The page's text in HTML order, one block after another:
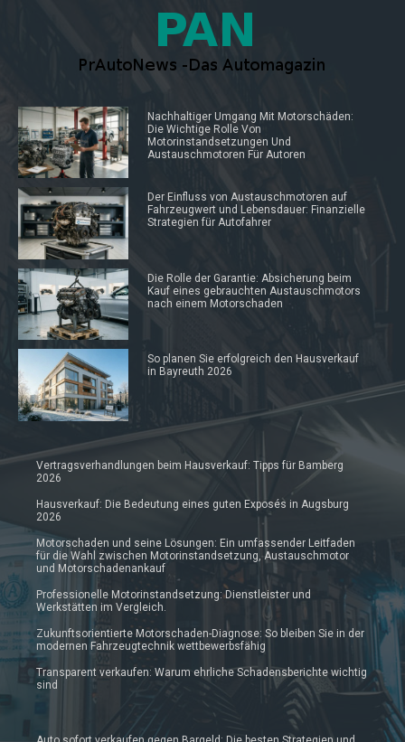
Nachhaltiger Umgang Mit Motorschäden:
Die Wichtige Rolle Von
Motorinstandsetzungen Und
Austauschmotoren Für Autoren
Der Einfluss von Austauschmotoren auf
Fahrzeugwert und Lebensdauer: Finanzielle
Strategien für Autofahrer
Die Rolle der Garantie: Absicherung beim
Kauf eines gebrauchten Austauschmotors
nach einem Motorschaden
So planen Sie erfolgreich den Hausverkauf
in Bayreuth 2026
Vertragsverhandlungen beim Hausverkauf: Tipps für Bamberg
2026
Hausverkauf: Die Bedeutung eines guten Exposés in Augsburg
2026
Motorschaden und seine Lösungen: Ein umfassender Leitfaden
für die Wahl zwischen Motorinstandsetzung, Austauschmotor
und Motorschadenankauf
Professionelle Motorinstandsetzung: Dienstleister und
Werkstätten im Vergleich.
Zukunftsorientierte Motorschaden-Diagnose: So bleiben Sie in der
modernen Fahrzeugtechnik wettbewerbsfähig
Transparent verkaufen: Warum ehrliche Schadensberichte wichtig
sind